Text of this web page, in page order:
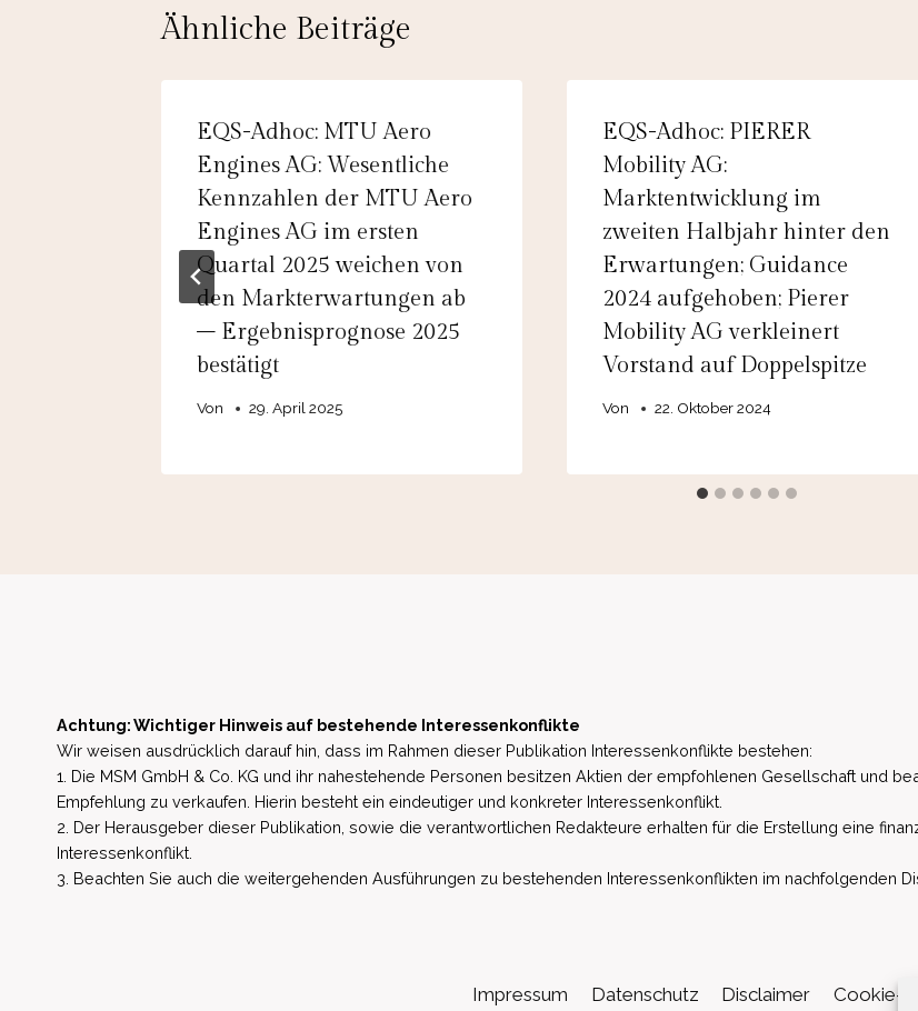
Ähnliche Beiträge
EQS-Adhoc: MTU Aero
Engines AG: Wesentliche
Kennzahlen der MTU Aero
Engines AG im ersten
Quartal 2025 weichen von
den Markterwartungen ab
– Ergebnisprognose 2025
bestätigt
Von 29. April 2025
EQS-Adhoc: PIERER
Mobility AG:
Marktentwicklung im
zweiten Halbjahr hinter den
Erwartungen; Guidance
2024 aufgehoben; Pierer
Mobility AG verkleinert
Vorstand auf Doppelspitze
Von 22. Oktober 2024
Achtung: Wichtiger Hinweis auf bestehende Interessenkonflikte
Wir weisen ausdrücklich darauf hin, dass im Rahmen dieser Publikation Interessenkonflikte bestehen:
1. Die MSM GmbH & Co. KG und ihr nahestehende Personen besitzen Aktien der empfohlenen Gesellschaft und
Empfehlung zu verkaufen. Hierin besteht ein eindeutiger und konkreter Interessenkonflikt.
2. Der Herausgeber dieser Publikation, sowie die verantwortlichen Redakteure erhalten für die Erstellung eine
Interessenkonflikt.
3. Beachten Sie auch die weitergehenden Ausführungen zu bestehenden Interessenkonflikten im nachfolgenden
Impressum Datenschutz Disclaimer Cookie-